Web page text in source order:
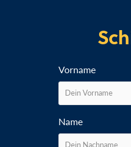
Vorname
Name